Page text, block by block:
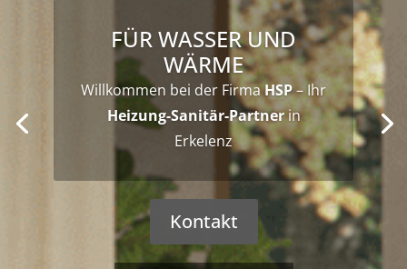
FÜR WASSER UND
WÄRME
Willkommen bei der FirmaHSP– Ihr
Heizung-Sanitär-Partnerin
Erkelenz
Kontakt